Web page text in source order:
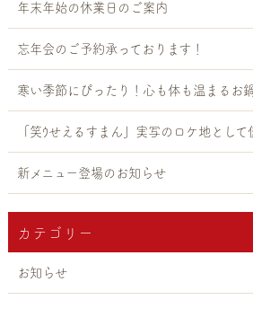
年末年始の休業日のご案内
忘年会のご予約承っております！
寒い季節にぴったり！心も体も温まるお
「笑ｳせえるすまん」実写のロケ地として
新メニュー登場のお知らせ
カテゴリー
お知らせ